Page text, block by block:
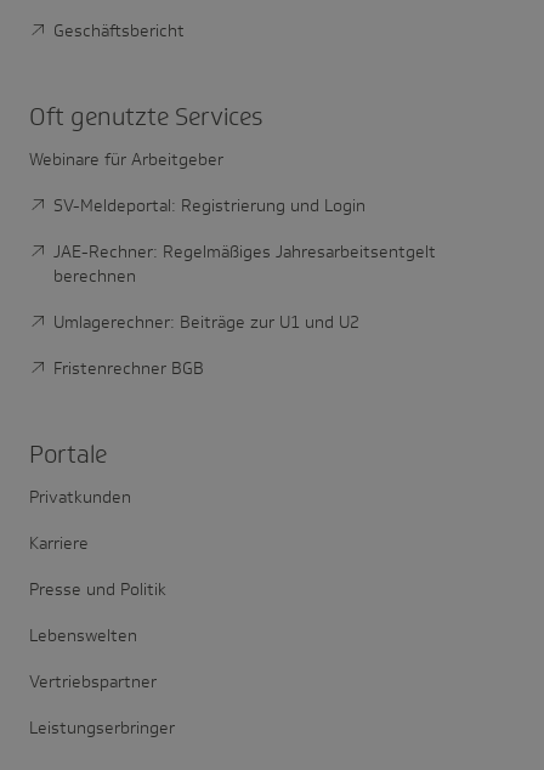
Geschäftsbericht
Oft genutzte Services
Webinare für Arbeitgeber
SV-Meldeportal: Registrierung und Login
JAE-Rechner: Regelmäßiges Jahresarbeitsentgelt
berechnen
Umlagerechner: Beiträge zur U1 und U2
Fristenrechner BGB
Portale
Privatkunden
Karriere
Presse und Politik
Lebenswelten
Vertriebspartner
Leistungserbringer